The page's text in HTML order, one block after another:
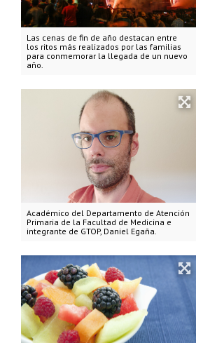
Las cenas de fin de año destacan entre
los ritos más realizados por las familias
para conmemorar la llegada de un nuevo
año.
Académico del Departamento de Atención
Primaria de la Facultad de Medicina e
integrante de GTOP, Daniel Egaña.